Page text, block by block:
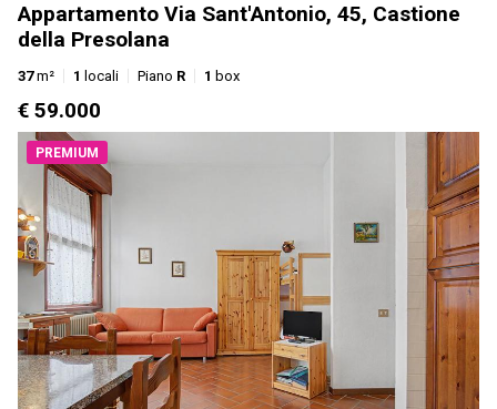
Appartamento Via Sant'Antonio, 45, Castione
della Presolana
37m² 1 locali Piano R 1 box
€ 59.000
PREMIUM